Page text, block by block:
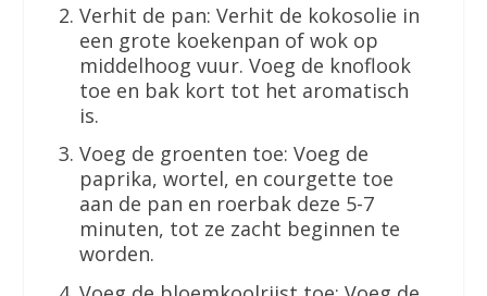
Verhit de pan: Verhit de kokosolie in
een grote koekenpan of wok op
middelhoog vuur. Voeg de knoflook
toe en bak kort tot het aromatisch
is.
Voeg de groenten toe: Voeg de
paprika, wortel, en courgette toe
aan de pan en roerbak deze 5-7
minuten, tot ze zacht beginnen te
worden.